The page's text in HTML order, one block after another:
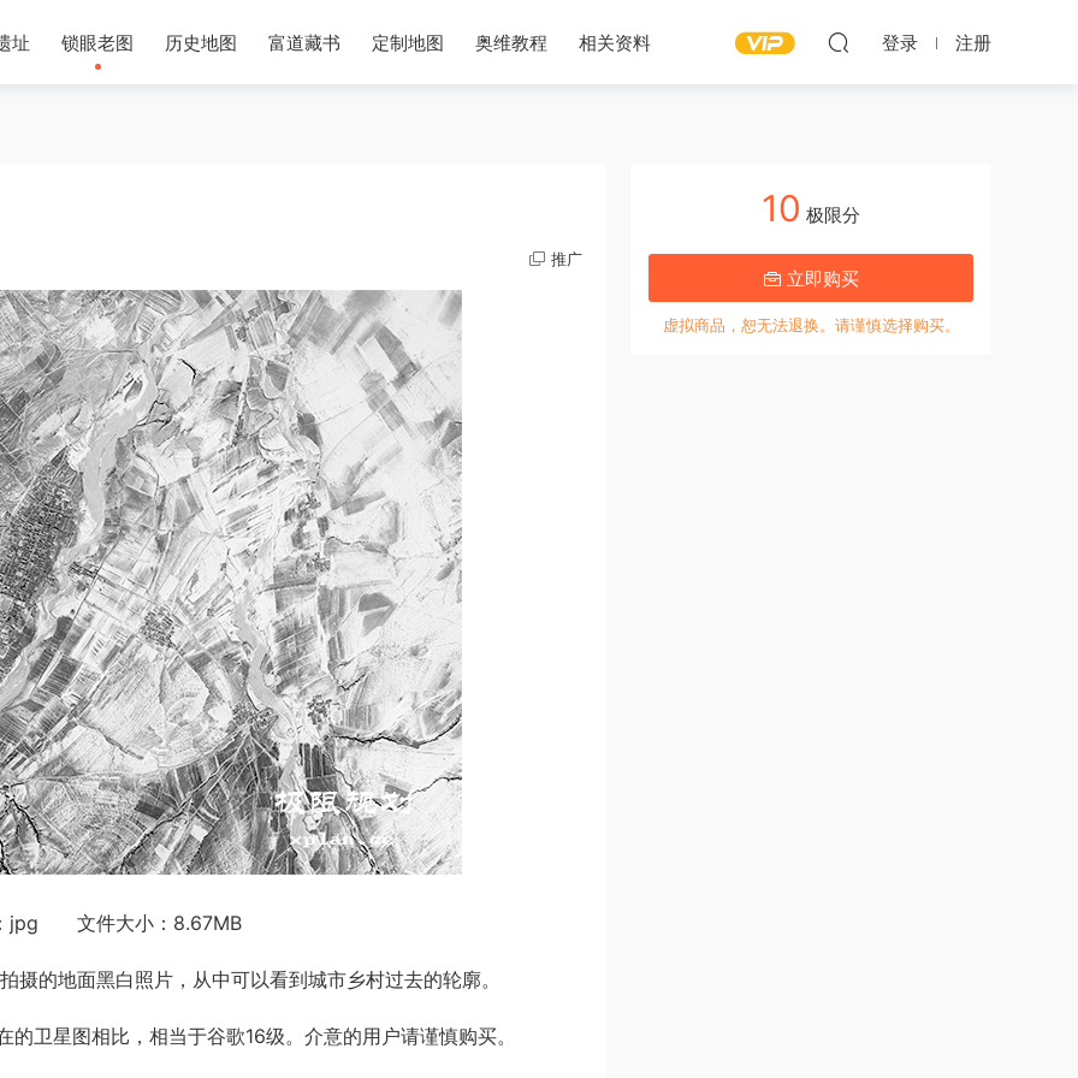
址 锁眼老图 历史地图 富道藏书 定制地图 奥维教程 相关资料 登录 注册
推广
jpg 文件大小：8.67MB
地面黑白照片，从中可以看到城市乡村过去的轮廓。
星图相比，相当于谷歌16级。介意的用户请谨慎购买。
10 极限分
立即购买
虚拟商品，恕无法退换。请谨慎选择购买。